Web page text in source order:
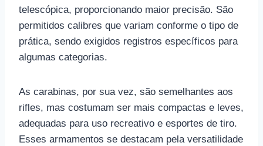
telescópica, proporcionando maior precisão. São
permitidos calibres que variam conforme o tipo de
prática, sendo exigidos registros específicos para
algumas categorias.
As carabinas, por sua vez, são semelhantes aos
rifles, mas costumam ser mais compactas e leves,
adequadas para uso recreativo e esportes de tiro.
Esses armamentos se destacam pela versatilidade